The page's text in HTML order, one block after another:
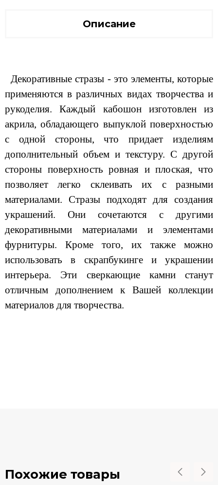
Описание
Декоративные стразы - это элементы, которые
применяются в различных видах творчества и
рукоделия. Каждый кабошон изготовлен из
акрила, обладающего выпуклой поверхностью
с одной стороны, что придает изделиям
дополнительный объем и текстуру. С другой
стороны поверхность ровная и плоская, что
позволяет легко склеивать их с разными
материалами. Стразы подходят для создания
украшений. Они сочетаются с другими
декоративными материалами и элементами
фурнитуры. Кроме того, их также можно
использовать в скрапбукинге и украшении
интерьера. Эти сверкающие камни станут
отличным дополнением к Вашей коллекции
материалов для творчества.
Похожие товары